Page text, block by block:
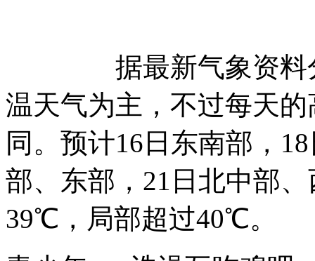
据最新气象资料分
温天气为主，不过每天
同。预计16日东南部，
部、东部，21日北中部
39℃，局部超过40℃。